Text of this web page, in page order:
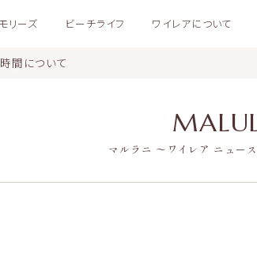
リーズ ビーチライフ ワイレアについて
間について
マルラニ 〜ワイレア ニュー